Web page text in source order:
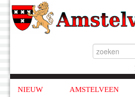
NIEUW AMSTELVEEN